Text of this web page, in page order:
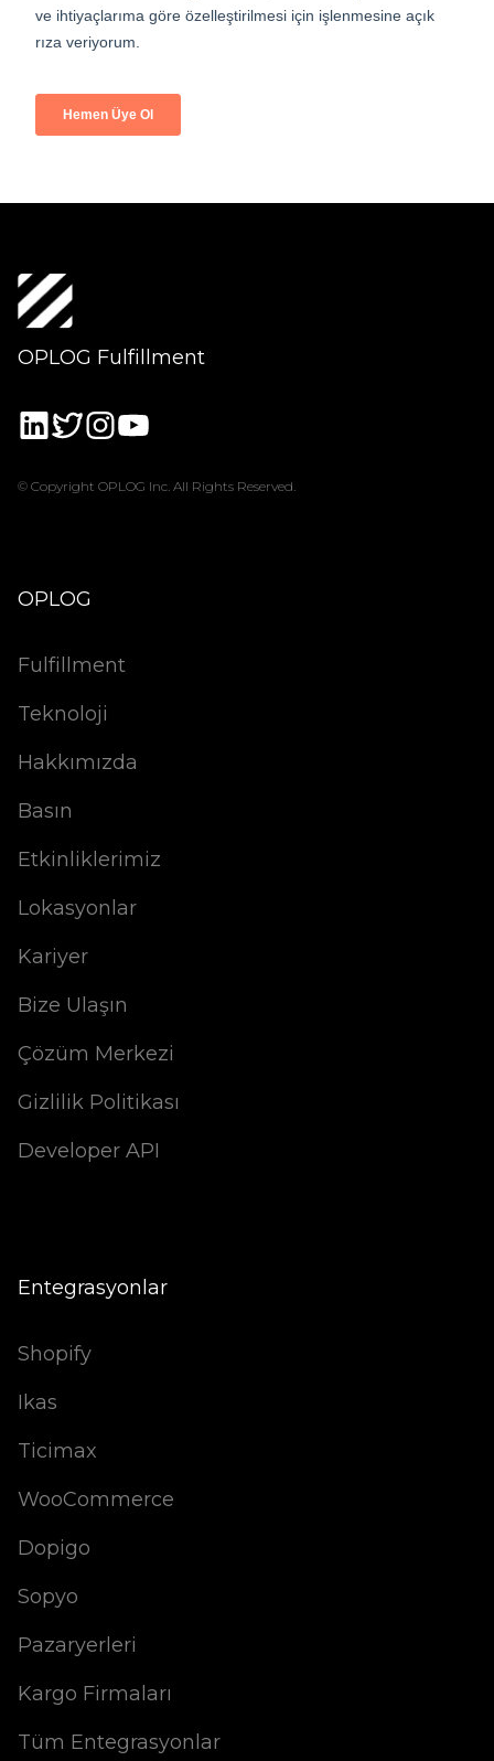
OPLOG Fulfillment
© Copyright OPLOG Inc. All Rights Reserved.
OPLOG
Fulfillment
Teknoloji
Hakkımızda
Basın
Etkinliklerimiz
Lokasyonlar
Kariyer
Bize Ulaşın
Çözüm Merkezi
Gizlilik Politikası
Developer API
Entegrasyonlar
Shopify
Ikas
Ticimax
WooCommerce
Dopigo
Sopyo
Pazaryerleri
Kargo Firmaları
Tüm Entegrasyonlar